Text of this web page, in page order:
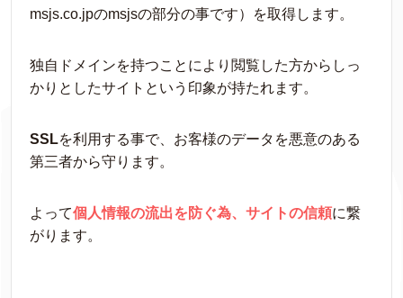
msjs.co.jpのmsjsの部分の事です）を取得します。
独自ドメインを持つことにより閲覧した方からしっ
かりとしたサイトという印象が持たれます。
SSLを利用する事で、お客様のデータを悪意のある
第三者から守ります。
よって個人情報の流出を防ぐ為、サイトの信頼に繋
がります。